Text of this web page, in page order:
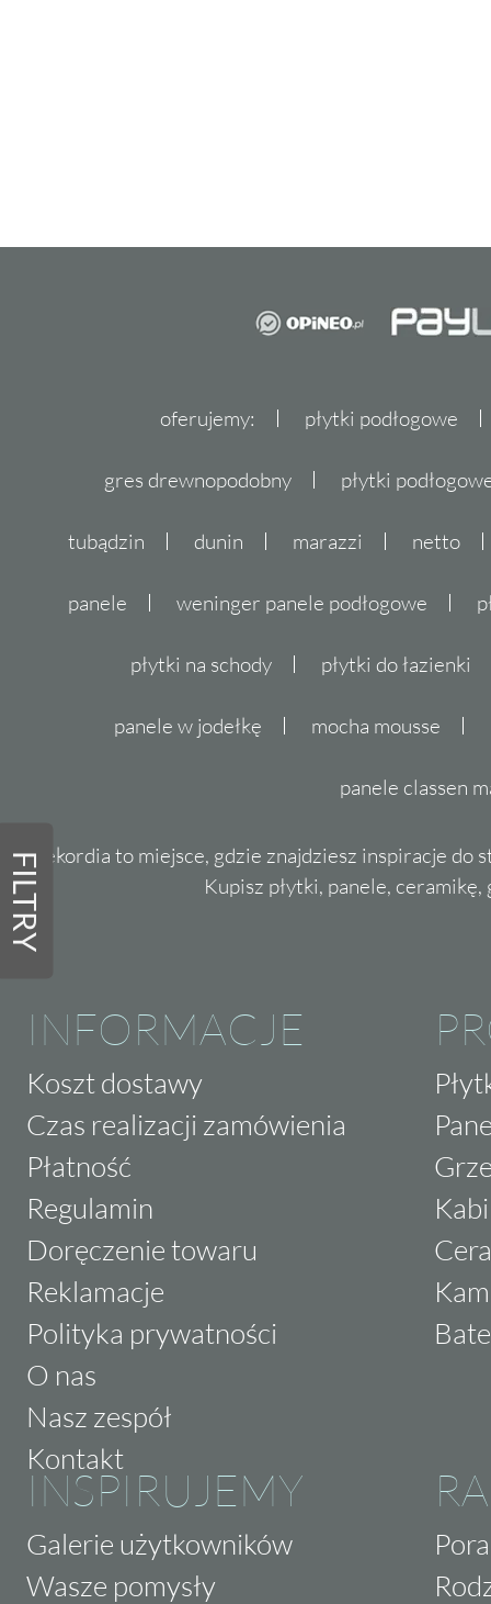
FILTRY
oferujemy: płytki podłogowe
gres drewnopodobny płytki
tubądzin dunin marazzi netto
panele weninger panele podłogowe
płytki na schody płytki do łazienki
panele w jodełkę mocha mousse
panele classen
Dekordia to miejsce, gdzie znajdziesz inspiracje do
Kupisz płytki, panele,
INFORMACJE
Koszt dostawy
Czas realizacji zamówienia
Płatność
Regulamin
Doręczenie towaru
Reklamacje
Polityka prywatności
O nas
Nasz zespół
Kontakt
INSPIRUJEMY
Galerie użytkowników
Wasze pomysły